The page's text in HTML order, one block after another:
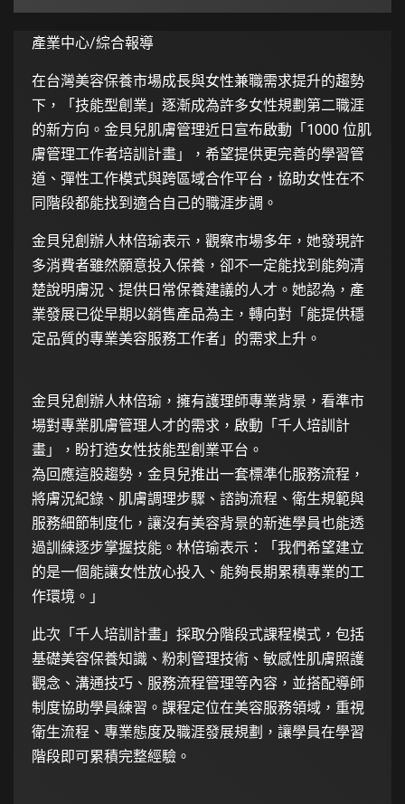
產業中心/綜合報導
在台灣美容保養市場成長與女性兼職需求提升的趨勢
下，「技能型創業」逐漸成為許多女性規劃第二職涯
的新方向。金貝兒肌膚管理近日宣布啟動「1000 位肌
膚管理工作者培訓計畫」，希望提供更完善的學習管
道、彈性工作模式與跨區域合作平台，協助女性在不
同階段都能找到適合自己的職涯步調。
金貝兒創辦人林倍瑜表示，觀察市場多年，她發現許
多消費者雖然願意投入保養，卻不一定能找到能夠清
楚說明膚況、提供日常保養建議的人才。她認為，產
業發展已從早期以銷售產品為主，轉向對「能提供穩
定品質的專業美容服務工作者」的需求上升。
金貝兒創辦人林倍瑜，擁有護理師專業背景，看準市
場對專業肌膚管理人才的需求，啟動「千人培訓計
畫」，盼打造女性技能型創業平台。
為回應這股趨勢，金貝兒推出一套標準化服務流程，
將膚況紀錄、肌膚調理步驟、諮詢流程、衛生規範與
服務細節制度化，讓沒有美容背景的新進學員也能透
過訓練逐步掌握技能。林倍瑜表示：「我們希望建立
的是一個能讓女性放心投入、能夠長期累積專業的工
作環境。」
此次「千人培訓計畫」採取分階段式課程模式，包括
基礎美容保養知識、粉刺管理技術、敏感性肌膚照護
觀念、溝通技巧、服務流程管理等內容，並搭配導師
制度協助學員練習。課程定位在美容服務領域，重視
衛生流程、專業態度及職涯發展規劃，讓學員在學習
階段即可累積完整經驗。